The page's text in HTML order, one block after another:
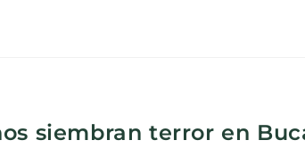
siembran terror en